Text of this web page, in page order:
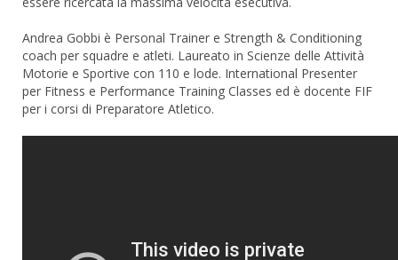
Andrea Gobbi è Personal Trainer e Strength & Conditioning
coach per squadre e atleti. Laureato in Scienze delle Attività
Motorie e Sportive con 110 e lode. International Presenter
per Fitness e Performance Training Classes ed è docente FIF
per i corsi di Preparatore Atletico.